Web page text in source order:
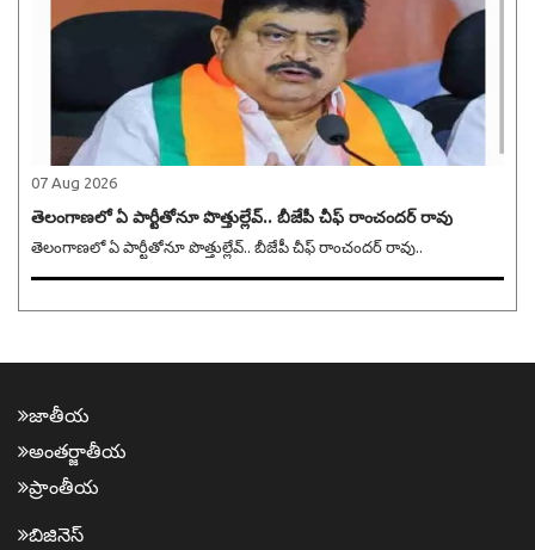
07 Aug 2026
తెలంగాణలో ఏ పార్టీతోనూ పొత్తుల్లేవ్.. బీజేపీ చీఫ్ రాంచందర్ రావు
తెలంగాణలో ఏ పార్టీతోనూ పొత్తుల్లేవ్.. బీజేపీ చీఫ్ రాంచందర్ రావు..
జాతీయ
అంత‌ర్జాతీయ
ప్రాంతీయ‌
బిజినెస్